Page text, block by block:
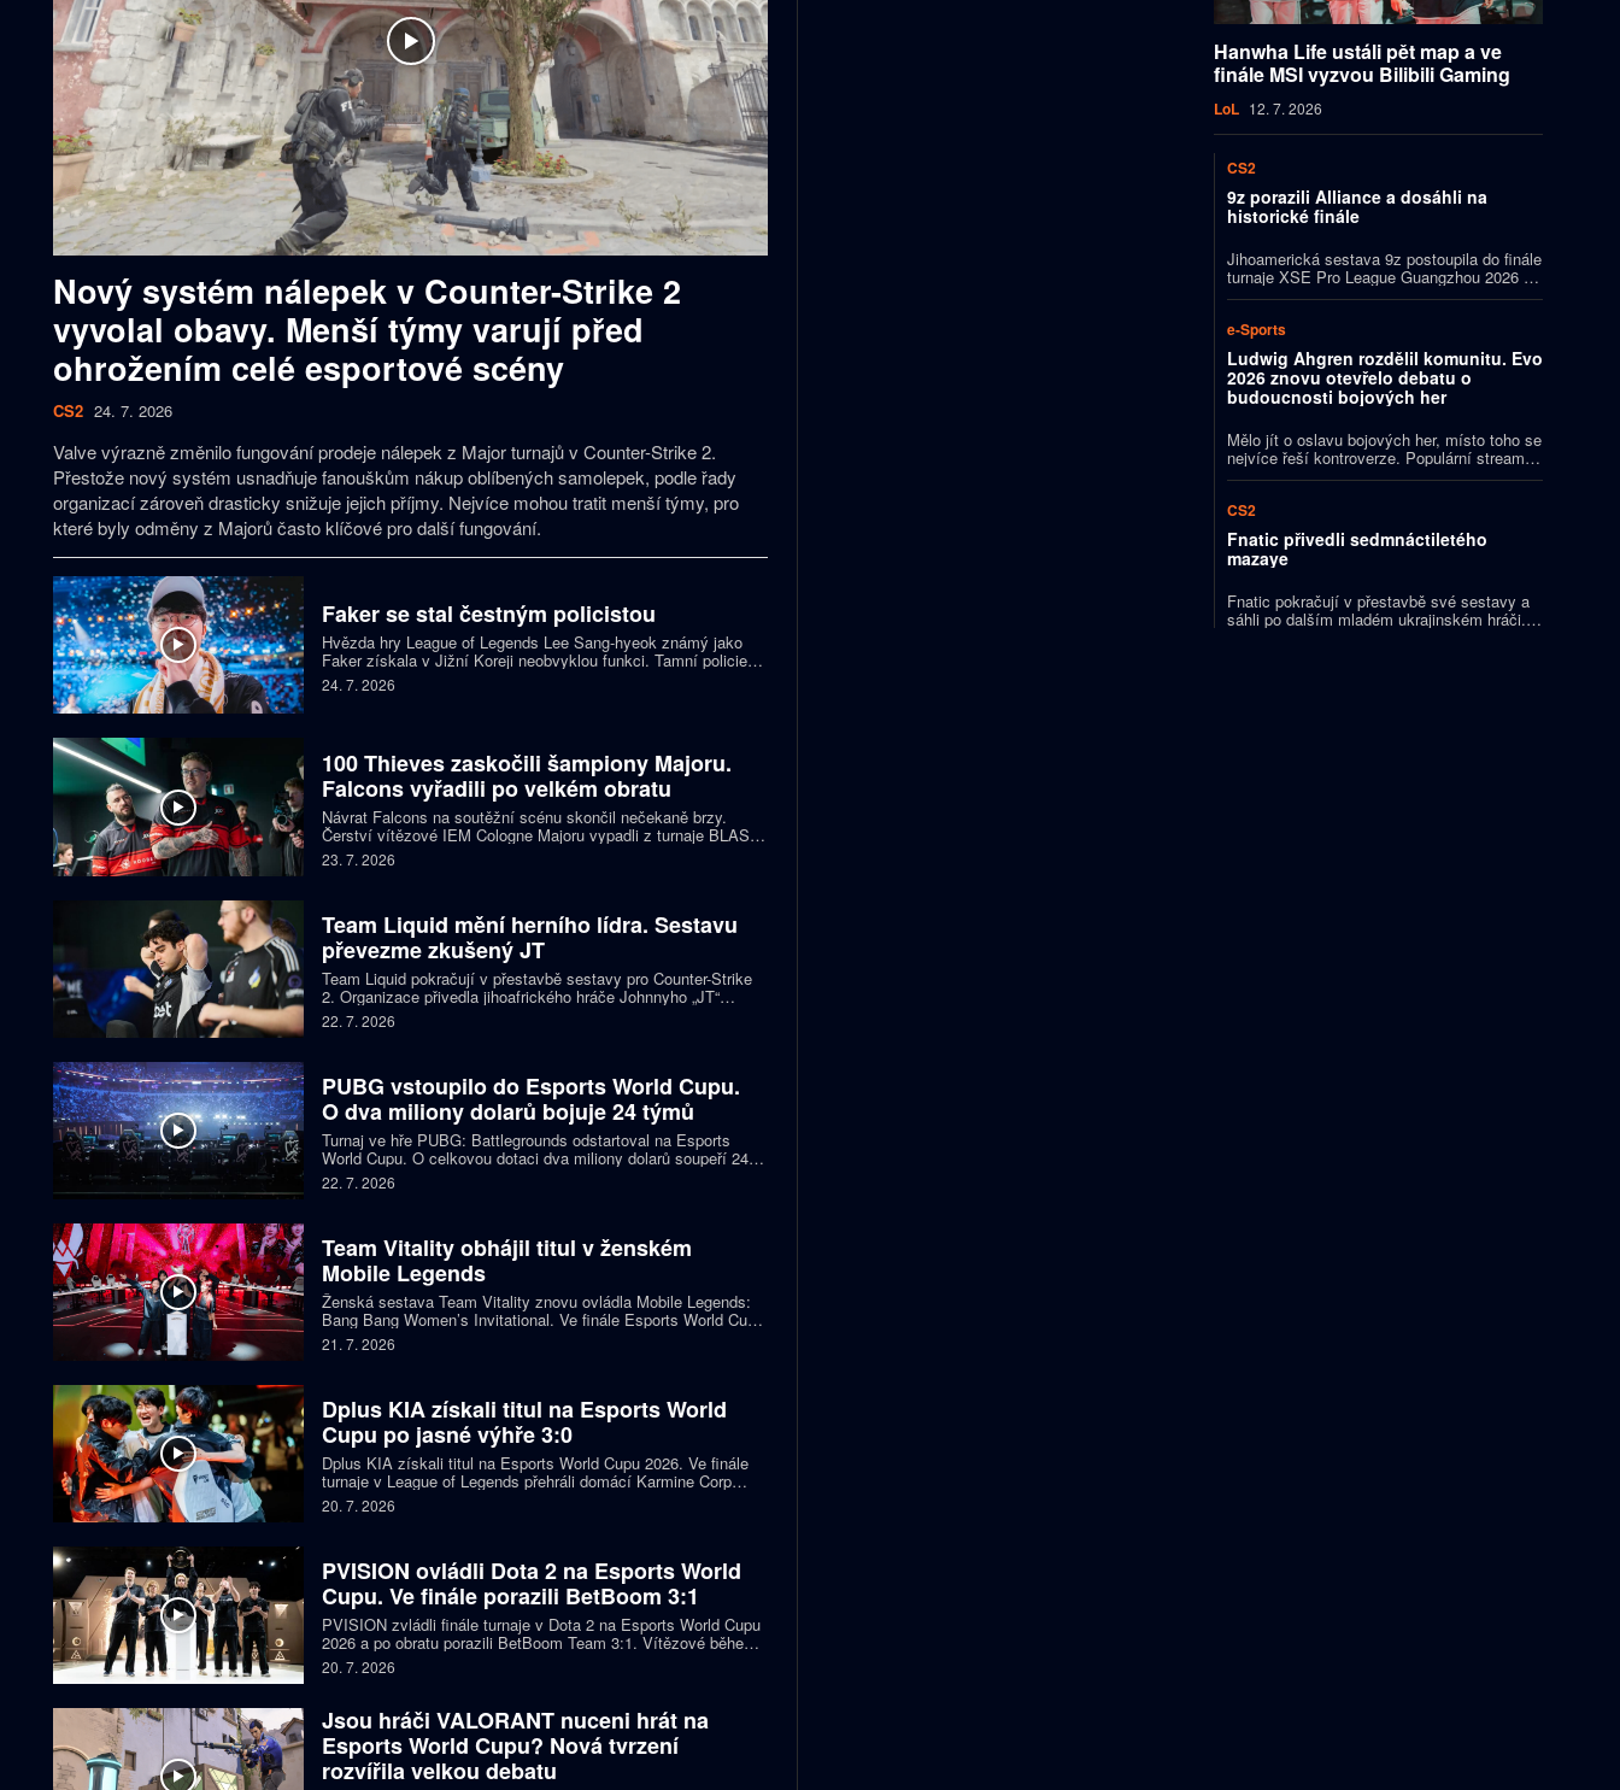
Nový systém nálepek v Counter-Strike 2
vyvolal obavy. Menší týmy varují před
ohrožením celé esportové scény
CS2 24. 7. 2026
Valve výrazně změnilo fungování prodeje nálepek z Major turnajů v Counter-Strike 2.
Přestože nový systém usnadňuje fanouškům nákup oblíbených samolepek, podle řady
organizací zároveň drasticky snižuje jejich příjmy. Nejvíce mohou tratit menší týmy, pro
které byly odměny z Majorů často klíčové pro další fungování.
Faker se stal čestným policistou
Hvězda hry League of Legends Lee Sang-hyeok známý jako
Faker získala v Jižní Koreji neobvyklou funkci. Tamní policie
ho jmenovala čestným policistou a ambasadorem kampaně,
která má mladým lidem pomoci vymanit se z internetového
24. 7. 2026
100 Thieves zaskočili šampiony Majoru.
Falcons vyřadili po velkém obratu
Návrat Falcons na soutěžní scénu skončil nečekaně brzy.
Čerství vítězové IEM Cologne Majoru vypadli z turnaje BLAST
Bounty hned po prvním utkání, když podlehli 100 Thieves 1:2.
Rozhodující mapu přitom rozehráli výrazně lépe a po první
23. 7. 2026
Team Liquid mění herního lídra. Sestavu
převezme zkušený JT
Team Liquid pokračují v přestavbě sestavy pro Counter-Strike
2. Organizace přivedla jihoafrického hráče Johnnyho „JT“
Theodosioua, který se ujme vedení týmu. Na lavičku naopak
zamířil dosavadní kapitán Kamil „siuhy“ Szkaradek.
22. 7. 2026
PUBG vstoupilo do Esports World Cupu.
O dva miliony dolarů bojuje 24 týmů
Turnaj ve hře PUBG: Battlegrounds odstartoval na Esports
World Cupu. O celkovou dotaci dva miliony dolarů soupeří 24
týmů, mezi nimi Natus Vincere, T1, Team Liquid nebo obhájci
titulu Twisted Minds. Do víkendového finále se dostane
22. 7. 2026
Team Vitality obhájil titul v ženském
Mobile Legends
Ženská sestava Team Vitality znovu ovládla Mobile Legends:
Bang Bang Women’s Invitational. Ve finále Esports World Cupu
v Paříži porazila NAVI PH 4:2, získala druhý titul v řadě a
upevnila svou pozici nejúspěšnějšího týmu v historii soutěže.
21. 7. 2026
Dplus KIA získali titul na Esports World
Cupu po jasné výhře 3:0
Dplus KIA získali titul na Esports World Cupu 2026. Ve finále
turnaje v League of Legends přehráli domácí Karmine Corp
jednoznačně 3:0, ukončili téměř šestileté čekání na velkou
mezinárodní trofej a odnesli si 600 tisíc dolarů.
20. 7. 2026
PVISION ovládli Dota 2 na Esports World
Cupu. Ve finále porazili BetBoom 3:1
PVISION zvládli finále turnaje v Dota 2 na Esports World Cupu
2026 a po obratu porazili BetBoom Team 3:1. Vítězové během
celé soutěže prohráli pouze tři mapy a z dvoumilionového prize
poolu si odnesli 750 tisíc dolarů.
20. 7. 2026
Jsou hráči VALORANT nuceni hrát na
Esports World Cupu? Nová tvrzení
rozvířila velkou debatu
Hanwha Life ustáli pět map a ve
finále MSI vyzvou Bilibili Gaming
LoL 12. 7. 2026
CS2
9z porazili Alliance a dosáhli na
historické finále
Jihoamerická sestava 9z postoupila do finále
turnaje XSE Pro League Guangzhou 2026 v
Counter-Strike 2. V semifinále přehrála
historii organizace se dostala do souboje o
titul na turnaji, na kterém se uděluje ocenění
pro nejužitečnějšího hráče.
e-Sports
Ludwig Ahgren rozdělil komunitu. Evo
2026 znovu otevřelo debatu o
budoucnosti bojových her
Mělo jít o oslavu bojových her, místo toho se
nejvíce řeší kontroverze. Populární streamer
Ludwig Ahgren svým výrokem o
turnaje rozdělil fighting game komunitu a
znovu otevřel debatu o tom, zda se Evo
nevzdaluje své tradiční identitě.
CS2
Fnatic přivedli sedmnáctiletého
mazaye
Fnatic pokračují v přestavbě své sestavy a
sáhli po dalším mladém ukrajinském hráči. Z